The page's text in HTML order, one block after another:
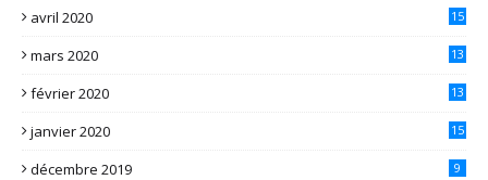
avril 2020 15
mars 2020 13
février 2020 13
janvier 2020 15
décembre 2019 9